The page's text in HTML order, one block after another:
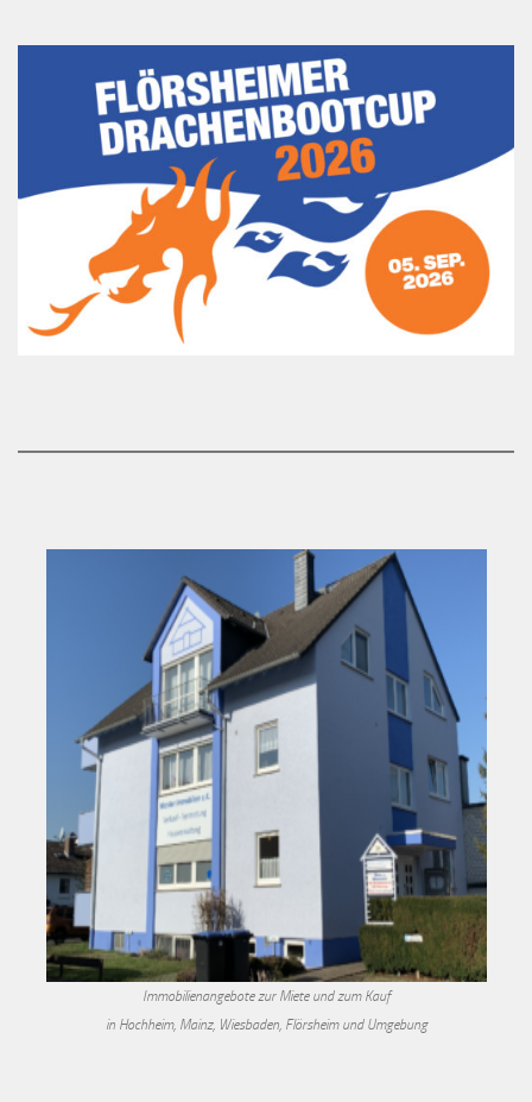
Immobilienangebote zur Miete und zum Kauf
in Hochheim, Mainz, Wiesbaden, Flörsheim und Umgebung